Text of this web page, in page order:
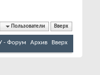
Пользователи Вверх
- Форум Архив Вверх